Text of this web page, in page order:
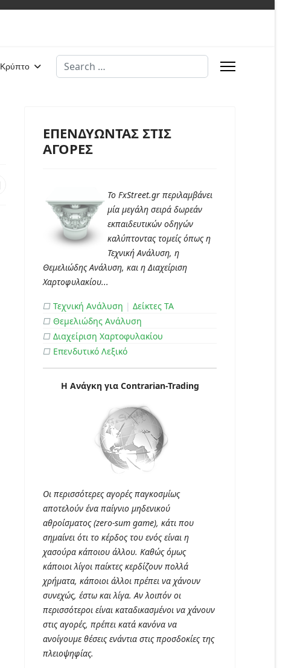
Κρύπτο Search
ΕΠΕΝΔΥΩΝΤΑΣ ΣΤΙΣ
ΑΓΟΡΕΣ
Το FxStreet.gr περιλαμβάνει
μία μεγάλη σειρά δωρεάν
εκπαιδευτικών οδηγών
καλύπτοντας τομείς όπως η
Τεχνική Ανάλυση, η
Θεμελιώδης Ανάλυση, και η Διαχείριση
Χαρτοφυλακίου...
□ Τεχνική Ανάλυση | Δείκτες ΤΑ
□ Θεμελιώδης Ανάλυση
□ Διαχείριση Χαρτοφυλακίου
□ Επενδυτικό Λεξικό
Η Ανάγκη για Contrarian-Trading
Οι περισσότερες αγορές παγκοσμίως
αποτελούν ένα παίγνιο μηδενικού
αθροίσματος (zero-sum game), κάτι που
σημαίνει ότι το κέρδος του ενός είναι η
χασούρα κάποιου άλλου. Καθώς όμως
κάποιοι λίγοι παίκτες κερδίζουν πολλά
χρήματα, κάποιοι άλλοι πρέπει να χάνουν
συνεχώς, έστω και λίγα. Αν λοιπόν οι
περισσότεροι είναι καταδικασμένοι να χάνουν
στις αγορές, πρέπει κατά κανόνα να
ανοίγουμε θέσεις ενάντια στις προσδοκίες της
πλειοψηφίας.